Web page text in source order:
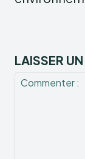
LAISSER